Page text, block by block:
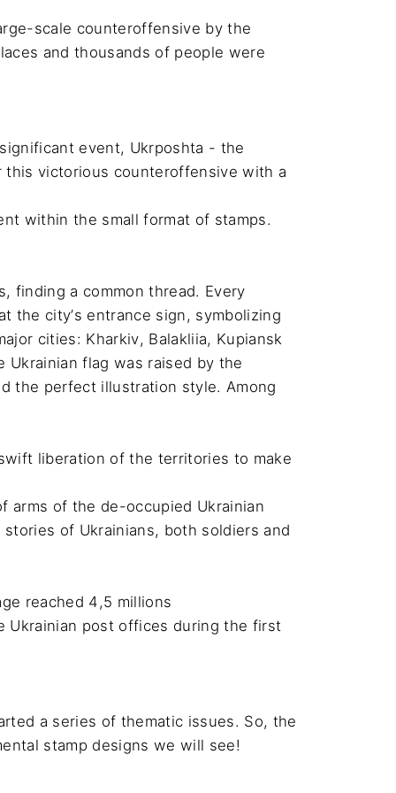
scale counteroffensive by the
and thousands of people were
event, Ukrposhta - the
victorious counteroffensive with a
within the small format of stamps.
finding a common thread. Every
the city’s entrance sign, symbolizing
cities: Kharkiv, Balakliia, Kupiansk
Ukrainian flag was raised by the
the perfect illustration style. Among
liberation of the territories to make
arms of the de-occupied Ukrainian
of Ukrainians, both soldiers and
reached 4,5 millions
Ukrainian post offices during the first
a series of thematic issues. So, the
stamp designs we will see!